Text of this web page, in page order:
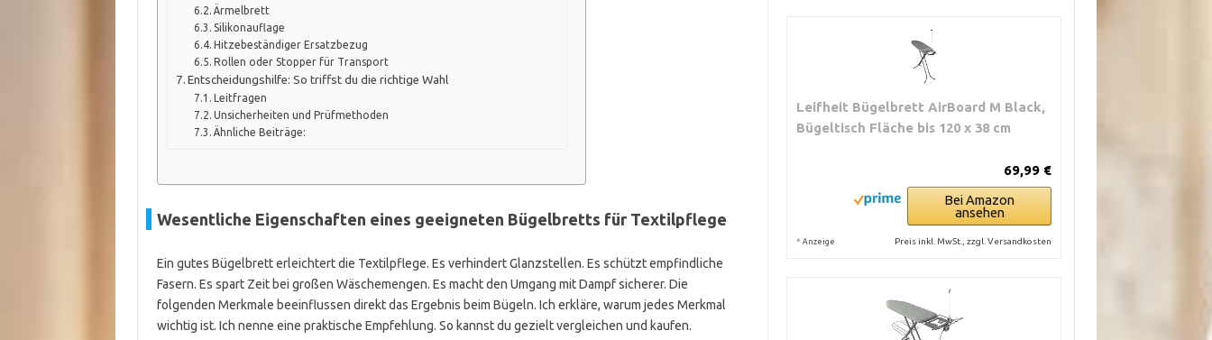
Ärmelbrett
Silikonauflage
Hitzebeständiger Ersatzbezug
Rollen oder Stopper für Transport
Entscheidungshilfe: So triffst du die richtige Wahl
Leitfragen
Unsicherheiten und Prüfmethoden
Ähnliche Beiträge:
Wesentliche Eigenschaften eines geeigneten Bügelbretts für Textilpflege
Ein gutes Bügelbrett erleichtert die Textilpflege. Es verhindert Glanzstellen. Es schützt empfindliche
Fasern. Es spart Zeit bei großen Wäschemengen. Es macht den Umgang mit Dampf sicherer. Die
folgenden Merkmale beeinflussen direkt das Ergebnis beim Bügeln. Ich erkläre, warum jedes Merkmal
wichtig ist. Ich nenne eine praktische Empfehlung. So kannst du gezielt vergleichen und kaufen.
Leifheit Bügelbrett AirBoard M Black,
Bügeltisch Fläche bis 120 x 38 cm
69,99 €
Bei Amazon
ansehen
* Anzeige Preis inkl. MwSt., zzgl. Versandkosten